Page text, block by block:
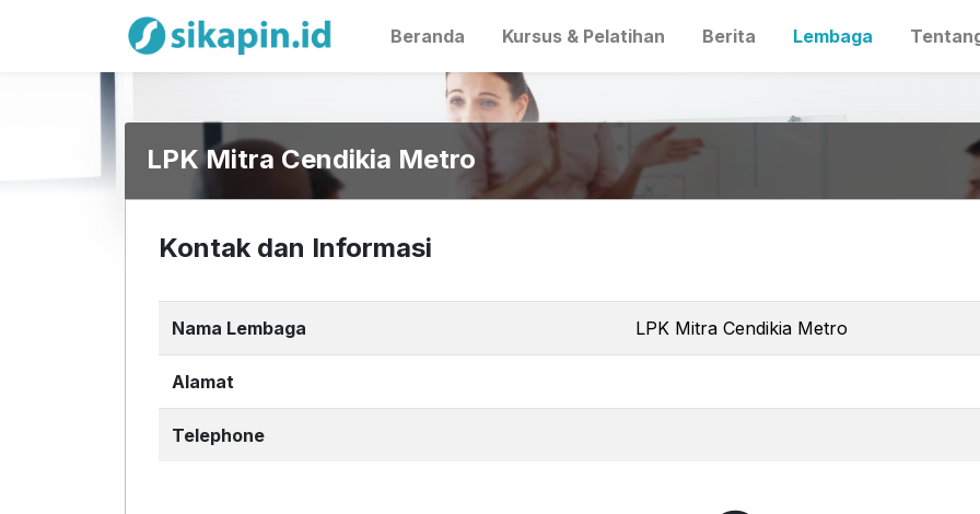
Beranda Kursus & Pelatihan Berita Lembaga
LPK Mitra Cendikia Metro
Kontak dan Informasi
Nama Lembaga LPK Mitra Cendikia Metro
Alamat
Telephone